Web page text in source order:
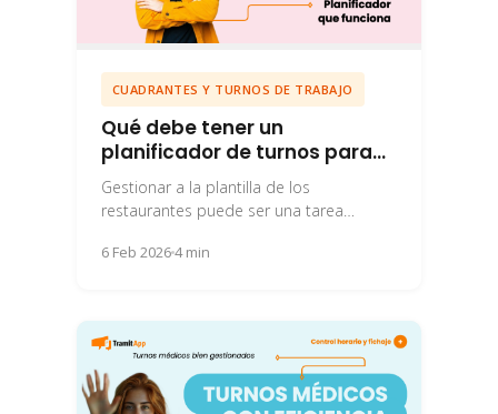
CUADRANTES Y TURNOS DE TRABAJO
Qué debe tener un
planificador de turnos para
restaurantes
Gestionar a la plantilla de los
restaurantes puede ser una tarea
debe tener el...
6 Feb 20264 min